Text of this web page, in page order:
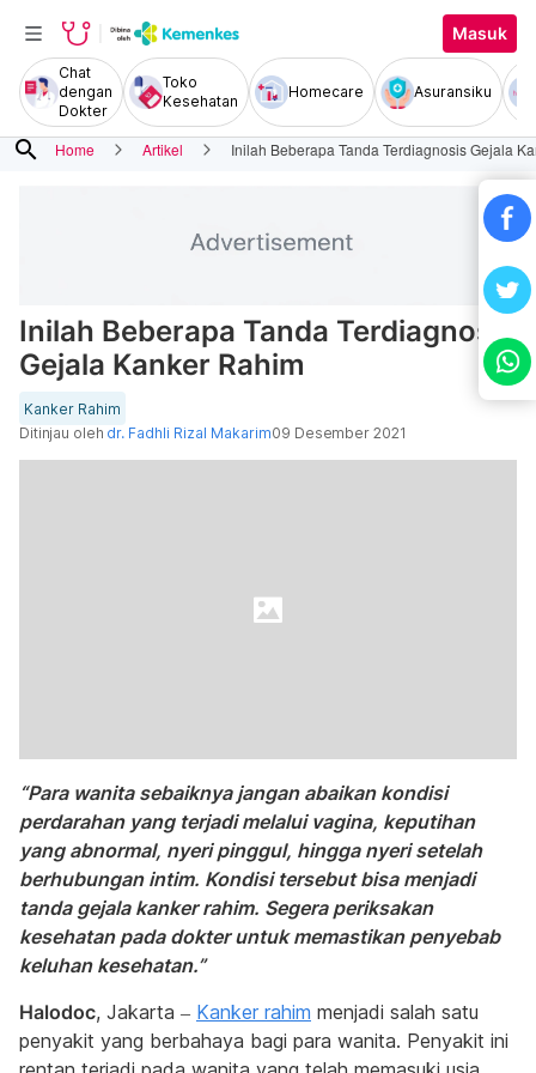
Masuk
Chat
dengan
Dokter
Toko
Kesehatan
Homecare Asuransiku
search Home Artikel Inilah Beberapa Tanda Terdiagnosis Gejala
Inilah Beberapa Tanda Terdiagnosis
Gejala Kanker Rahim
Kanker Rahim
Ditinjau oleh dr. Fadhli Rizal Makarim09 Desember 2021
“Para wanita sebaiknya jangan abaikan kondisi
perdarahan yang terjadi melalui vagina, keputihan
yang abnormal, nyeri pinggul, hingga nyeri setelah
berhubungan intim. Kondisi tersebut bisa menjadi
tanda gejala kanker rahim. Segera periksakan
kesehatan pada dokter untuk memastikan penyebab
keluhan kesehatan.”
Halodoc, Jakarta – Kanker rahim menjadi salah satu
penyakit yang berbahaya bagi para wanita. Penyakit ini